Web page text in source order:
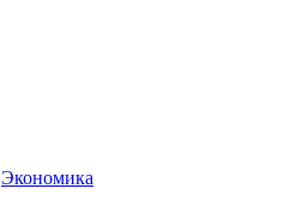
Экономика